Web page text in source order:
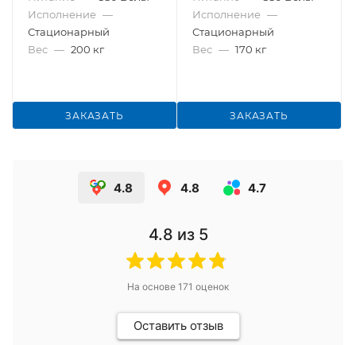
Исполнение —
Стационарный
Вес — 200 кг
ЗАКАЗАТЬ
Исполнение —
Стационарный
Вес — 170 кг
ЗАКАЗАТЬ
4.8 4.8 4.7
4.8 из 5
На основе 171 оценок
Оставить отзыв